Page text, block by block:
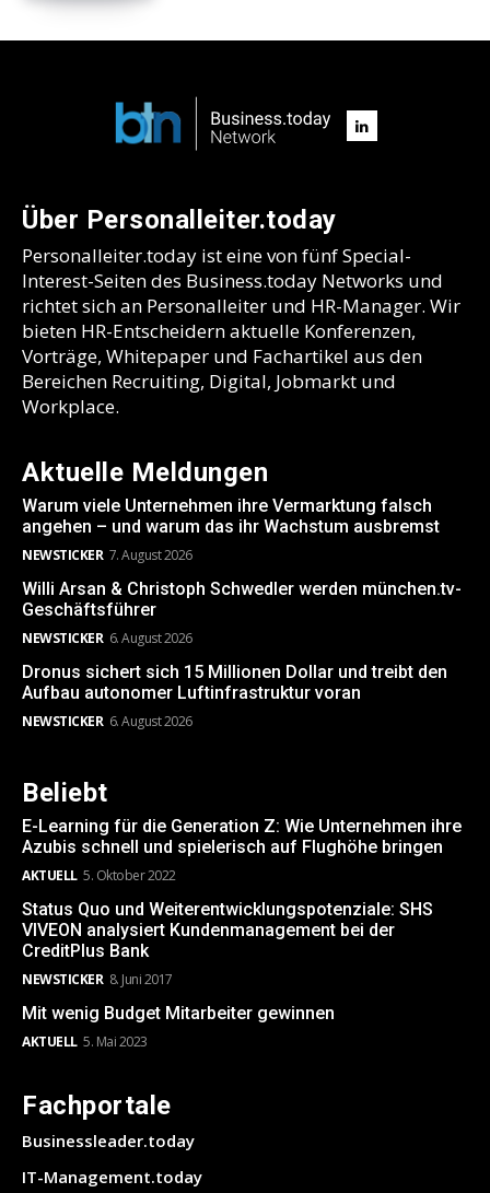
Über Personalleiter.today
Personalleiter.today ist eine von fünf Special-
Interest-Seiten des Business.today Networks und
richtet sich an Personalleiter und HR-Manager. Wir
bieten HR-Entscheidern aktuelle Konferenzen,
Vorträge, Whitepaper und Fachartikel aus den
Bereichen Recruiting, Digital, Jobmarkt und
Workplace.
Aktuelle Meldungen
Warum viele Unternehmen ihre Vermarktung falsch
angehen – und warum das ihr Wachstum ausbremst
NEWSTICKER 7. August 2026
Willi Arsan & Christoph Schwedler werden münchen.tv-
Geschäftsführer
NEWSTICKER 6. August 2026
Dronus sichert sich 15 Millionen Dollar und treibt den
Aufbau autonomer Luftinfrastruktur voran
NEWSTICKER 6. August 2026
Beliebt
E-Learning für die Generation Z: Wie Unternehmen ihre
Azubis schnell und spielerisch auf Flughöhe bringen
AKTUELL 5. Oktober 2022
Status Quo und Weiterentwicklungspotenziale: SHS
VIVEON analysiert Kundenmanagement bei der
CreditPlus Bank
NEWSTICKER 8. Juni 2017
Mit wenig Budget Mitarbeiter gewinnen
AKTUELL 5. Mai 2023
Fachportale
Businessleader.today
IT-Management.today